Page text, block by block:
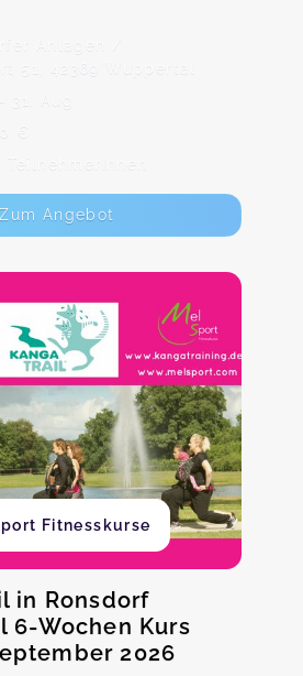
Anlagen /
51, 42369 Wuppertal
31. Aug
€
TeilnehmerInnen
Zum Angebot
Fitnesskurse
in Ronsdorf
6-Wochen Kurs
2026